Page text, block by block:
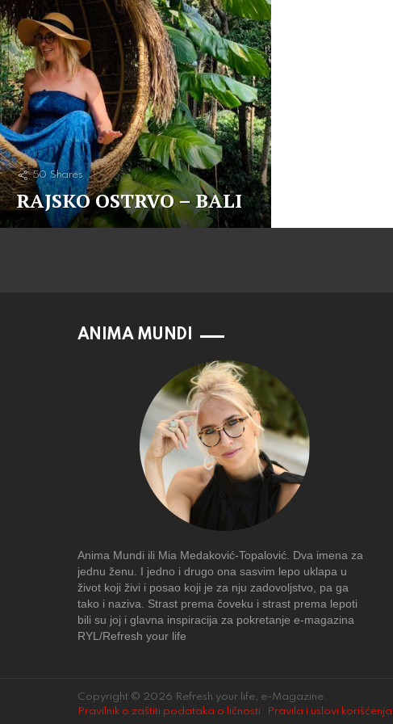
50 Shares
RAJSKO OSTRVO – BALI
ANIMA MUNDI
Anima Mundi ili Mia Medaković-Topalović. Dva imena za
jednu ženu. I jedno i drugo ona sasvim lepo uklapa u
život koji živi i posao koji je za nju zadovoljstvo, pa ga
tako i naziva. Strast prema čoveku i strast prema lepoti
bili su joj i glavna inspiracija za pokretanje e-magazina
RYL/Refresh your life
Copyright © 2026 Refresh your life, e-Magazine.
Pravilnik o zaštiti podataka o ličnosti . Pravila i uslovi korišćenja